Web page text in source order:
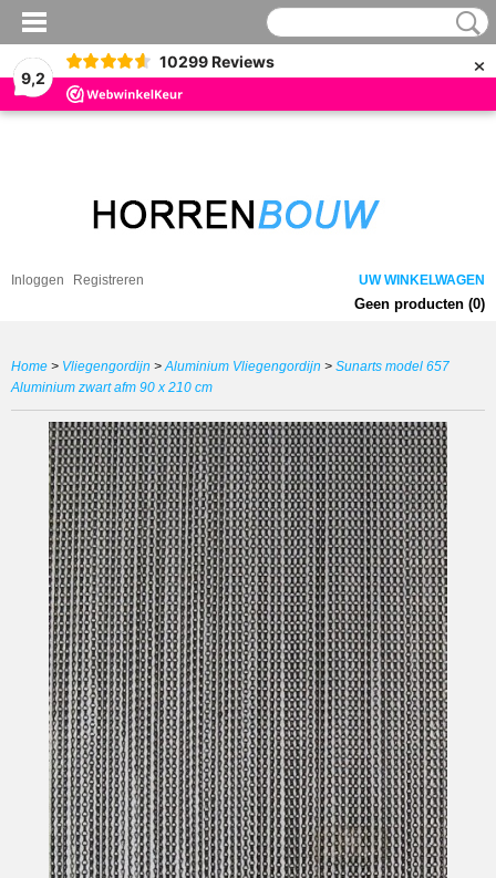
9,2
10299 Reviews ×
Inloggen Registreren UW WINKELWAGEN
Geen producten (0)
Home > Vliegengordijn >Aluminium Vliegengordijn > Sunarts model 657
Aluminium zwart afm 90 x 210 cm